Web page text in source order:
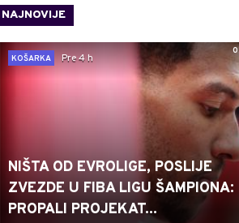
NAJNOVIJE
0
KOŠARKA
Pre 4 h
NIŠTA OD EVROLIGE, POSLIJE
ZVEZDE U FIBA LIGU ŠAMPIONA:
PROPALI PROJEKAT...